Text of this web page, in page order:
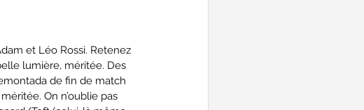
et Léo Rossi. Retenez
lumière, méritée. Des
de fin de match
On n’oublie pas